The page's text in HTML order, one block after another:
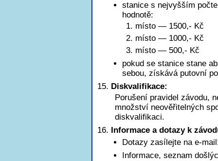
stanice s nejvyšším
hodnotě:
1. místo — 1500,- Kč
2. místo — 1000,- Kč
3. místo — 500,- Kč
pokud se stanice stane
sebou, získává putovní
Diskvalifikace:
Porušení pravidel závodu,
množství neověřitelných
diskvalifikaci.
Informace a dotazy k
Dotazy zasílejte na e-
Informace, seznam